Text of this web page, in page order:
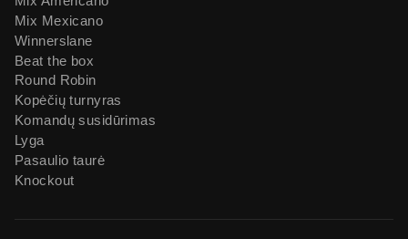
Mix Mexicano
Winnerslane
Beat the box
Round Robin
Kopėčių turnyras
Komandų susidūrimas
Lyga
Pasaulio taurė
Knockout